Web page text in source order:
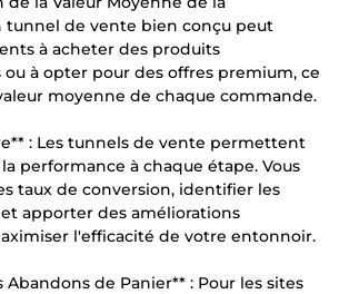
tunnel de vente bien conçu peut
à acheter des produits
à opter pour des offres premium, ce
moyenne de chaque commande.
: Les tunnels de vente permettent
performance à chaque étape. Vous
taux de conversion, identifier les
apporter des améliorations
l'efficacité de votre entonnoir.
Abandons de Panier** : Pour les sites